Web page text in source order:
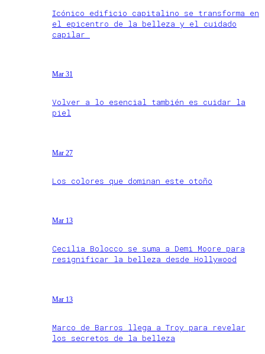
Icónico edificio capitalino se transforma en
el epicentro de la belleza y el cuidado
capilar
Mar 31
Volver a lo esencial también es cuidar la
piel
Mar 27
Los colores que dominan este otoño
Mar 13
Cecilia Bolocco se suma a Demi Moore para
resignificar la belleza desde Hollywood
Mar 13
Marco de Barros llega a Troy para revelar
los secretos de la belleza